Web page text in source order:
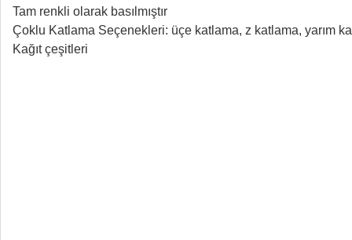
Tam renkli olarak basılmıştır
Çoklu Katlama Seçenekleri: üçe katlama, z katlama, yarım
Kağıt çeşitleri